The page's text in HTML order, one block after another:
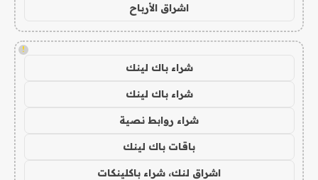
اشراق الأرباح
!
شراء باك لينك
شراء باك لينك
شراء روابط نصية
باقات باك لينك
اشراق لنك، شراء باكلينكات